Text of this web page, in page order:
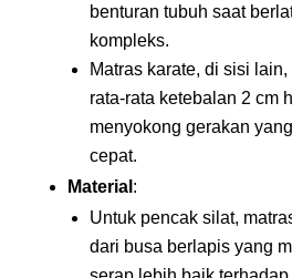
benturan tubuh saat
kompleks.
Matras karate, di sisi
rata-rata ketebalan 2 cm
menyokong gerakan
cepat.
Material :
Untuk pencak silat,
dari busa berlapis yang